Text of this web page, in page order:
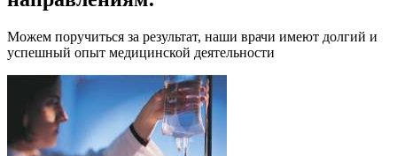
Можем поручиться за результат, наши врачи имеют долгий и
успешный опыт медицинской деятельности